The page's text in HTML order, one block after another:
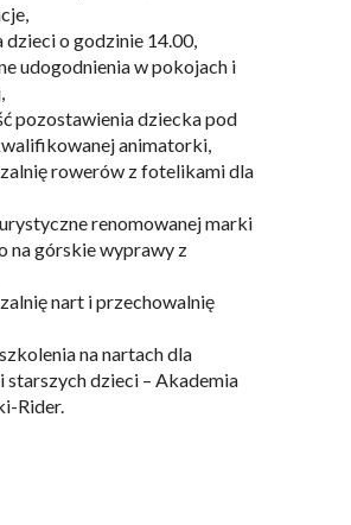
dzieci o godzinie 14.00,
udogodnienia w pokojach i
pozostawienia dziecka pod
animatorki,
rowerów z fotelikami dla
renomowanej marki
na górskie wyprawy z
nart i przechowalnię
na nartach dla
starszych dzieci – Akademia
Rider.